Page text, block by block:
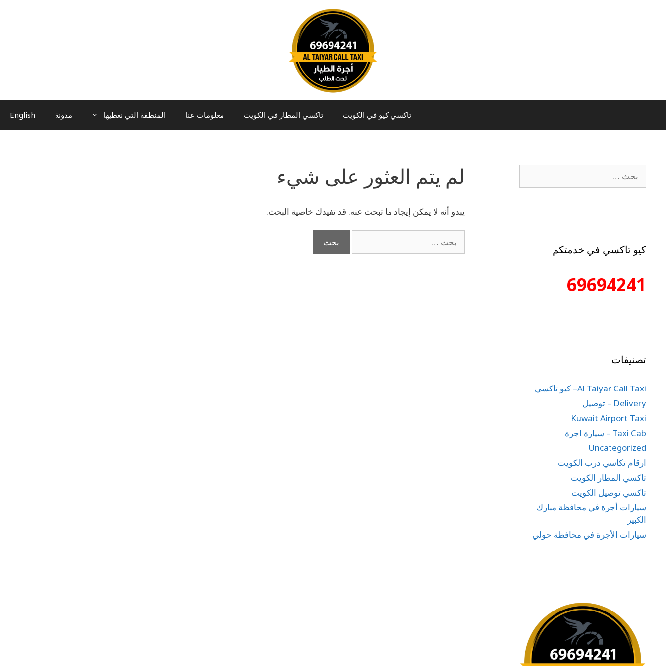
تاكسي كيو في الكويت تاكسي المطار في الكويت معلومات عنا المنطقة التي نغطيها مدونة English
لم يتم العثور على شيء
يبدو أنه لا يمكن إيجاد ما تبحث عنه. قد تفيدك خاصية البحث.
كيو تاكسي في خدمتكم
69694241
تصنيفات
Al Taiyar Call Taxi– كيو تاكسي
Delivery – توصيل
Kuwait Airport Taxi
Taxi Cab – سيارة اجرة
Uncategorized
ارقام تكاسي درب الكويت
تاكسي المطار الكويت
تاكسي توصيل الكويت
سيارات أجرة في محافظة مبارك
الكبير
سيارات الأجرة في محافظة حولي